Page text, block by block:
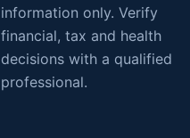
information only. Verify
financial, tax and health
decisions with a qualified
professional.